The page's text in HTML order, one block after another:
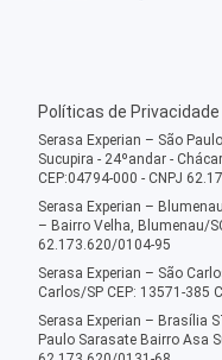
Políticas de Privacidade
Serasa Experian – São
Sucupira - 24ºandar -
CEP:04794-000 - CNPJ
Serasa Experian –
– Bairro Velha, Blumenau/
62.173.620/0104-95
Serasa Experian – São
Carlos/SP CEP: 13571-385
Serasa Experian – Brasília
Paulo Sarasate Bairro Asa